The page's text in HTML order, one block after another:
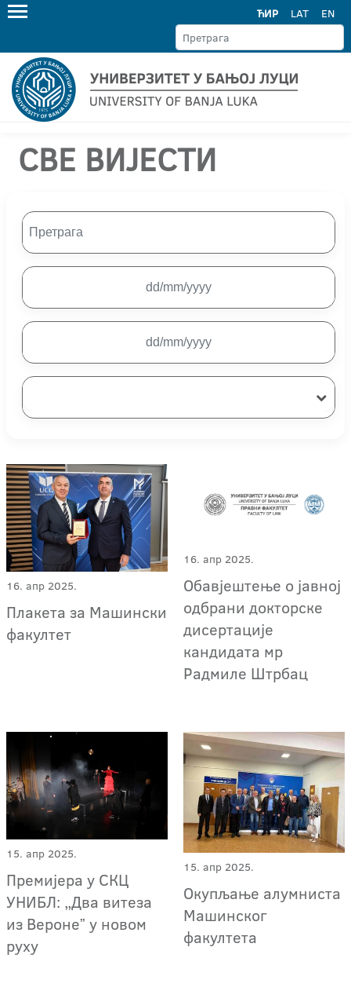
ЋИР LAT EN
СВЕ ВИЈЕСТИ
16. апр 2025.
Плакета за Машински
факултет
16. апр 2025.
Обавјештење о јавној
одбрани докторске
дисертације
кандидата мр
Радмиле Штрбац
15. апр 2025.
Премијера у СКЦ
УНИБЛ: „Два витеза
из Веронеˮ у новом
руху
15. апр 2025.
Окупљање алумниста
Машинског
факултета